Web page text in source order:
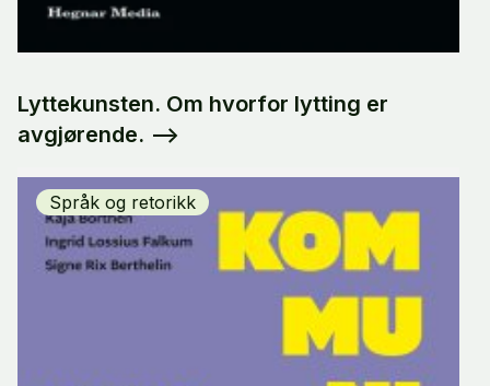
Lyttekunsten. Om hvorfor lytting er
avgjørende. -->
Språk og retorikk